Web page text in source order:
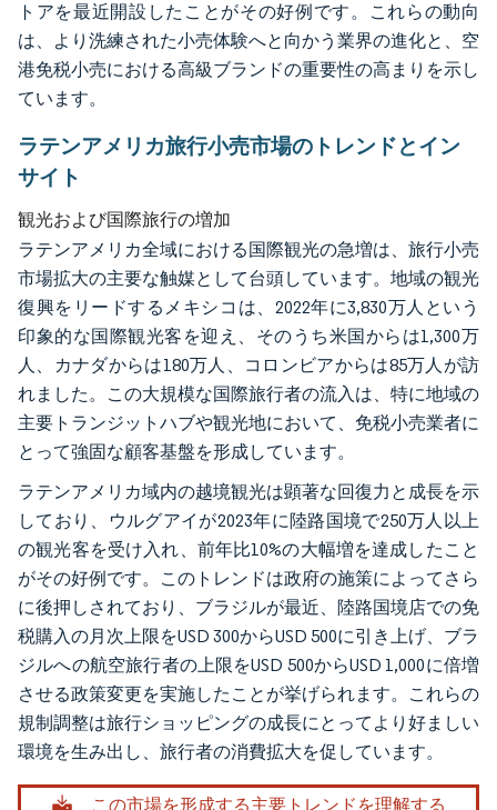
トアを最近開設したことがその好例です。これらの動向
は、より洗練された小売体験へと向かう業界の進化と、空
港免税小売における高級ブランドの重要性の高まりを示し
ています。
ラテンアメリカ旅行小売市場のトレンドとイン
サイト
観光および国際旅行の増加
ラテンアメリカ全域における国際観光の急増は、旅行小売
市場拡大の主要な触媒として台頭しています。地域の観光
復興をリードするメキシコは、2022年に3,830万人という
印象的な国際観光客を迎え、そのうち米国からは1,300万
人、カナダからは180万人、コロンビアからは85万人が訪
れました。この大規模な国際旅行者の流入は、特に地域の
主要トランジットハブや観光地において、免税小売業者に
とって強固な顧客基盤を形成しています。
ラテンアメリカ域内の越境観光は顕著な回復力と成長を示
しており、ウルグアイが2023年に陸路国境で250万人以上
の観光客を受け入れ、前年比10%の大幅増を達成したこと
がその好例です。このトレンドは政府の施策によってさら
に後押しされており、ブラジルが最近、陸路国境店での免
税購入の月次上限をUSD 300からUSD 500に引き上げ、ブラ
ジルへの航空旅行者の上限をUSD 500からUSD 1,000に倍増
させる政策変更を実施したことが挙げられます。これらの
規制調整は旅行ショッピングの成長にとってより好ましい
環境を生み出し、旅行者の消費拡大を促しています。
この市場を形成する主要トレンドを理解する